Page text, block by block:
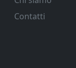
Contatti